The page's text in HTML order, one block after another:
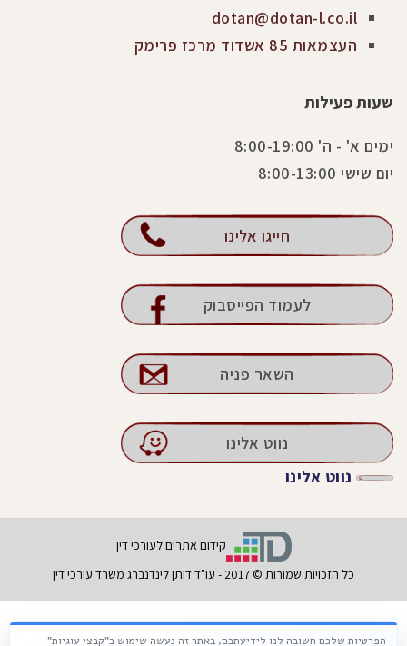
dotan@dotan-l.co.il
העצמאות 85 אשדוד מרכז פרימק
שעות פעילות
ימים א' - ה' 8:00-19:00
יום שישי 8:00-13:00
חייגו אלינו
לעמוד הפייסבוק
השאר פניה
נווט אלינו
נווט אלינו
קידום אתרים לעורכי דין
כל הזכויות שמורות © 2017 - עו"ד דותן לינדנברג משרד עורכי דין
הפרטיות שלכם חשובה לנו לידיעתכם, באתר זה נעשה שימוש ב"קבצי עוגיות"